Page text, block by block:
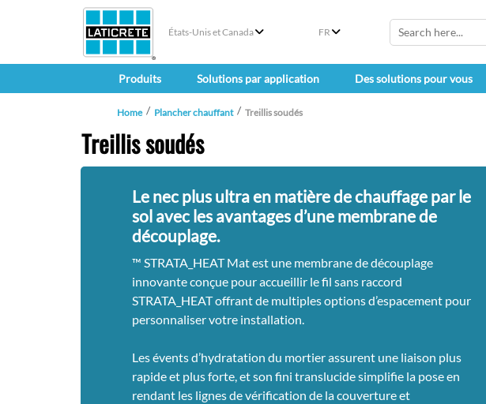
États-Unis et Canada FR
Produits Solutions par application Des solutions pour vous
Home Plancher chauffant Treillis soudés
Treillis soudés
Le nec plus ultra en matière de chauffage par le
sol avec les avantages d’une membrane de
découplage.
™ STRATA_HEAT Mat est une membrane de découplage
innovante conçue pour accueillir le fil sans raccord
STRATA_HEAT offrant de multiples options d’espacement pour
personnaliser votre installation.
Les évents d’hydratation du mortier assurent une liaison plus
rapide et plus forte, et son fini translucide simplifie la pose en
rendant les lignes de vérification de la couverture et